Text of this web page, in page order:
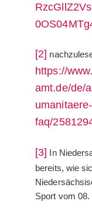
[2]
https://
amt.de/de/
faq/
[3] In
bereits, wie
Sport vom 08.